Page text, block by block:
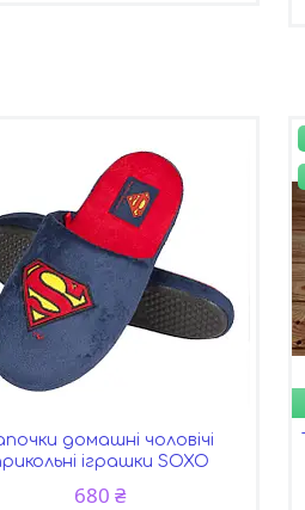
домашні чоловічі
іграшки SOXO
680 ₴